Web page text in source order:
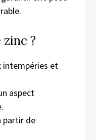
?
intempéries et
aspect
partir de